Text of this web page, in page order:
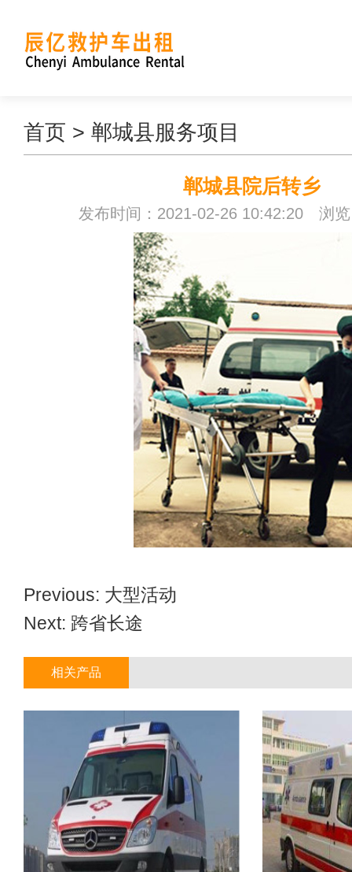
首页 > 郸城县服务项目
郸城县院后转乡
发布时间：2021-02-26 10:42:20 浏览
Previous: 大型活动
Next: 跨省长途
相关产品